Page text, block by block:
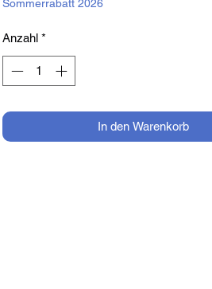
Sommerrabatt 2026
Anzahl *
In den Warenkorb